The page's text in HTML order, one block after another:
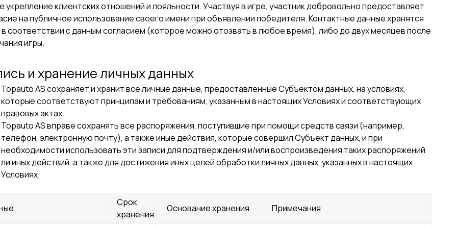
укрепление клиентских отношений и лояльности. Участвуя в игре, участник добровольно предоставляет
на публичное использование своего имени при объявлении победителя. Контактные данные хранятся
соответствии с данным согласием (которое можно отозвать в любое время), либо до двух месяцев после
игры.
и хранение личных данных
Topauto AS сохраняет и хранит все личные данные, предоставленные Субъектом данных, на условиях,
которые соответствуют принципам и требованиям, указанным в настоящих Условиях и соответствующих
правовых актах.
Topauto AS вправе сохранять все распоряжения, поступившие при помощи средств связи (например,
телефон, электронную почту), а также иные действия, которые совершил Субъект данных, и при
необходимости использовать эти записи для подтверждения и/или воспроизведения таких распоряжений
ли иных действий, а также для достижения иных целей обработки личных данных, указанных в настоящих
Условиях.
Срок
хранения
Основание хранения Примечания